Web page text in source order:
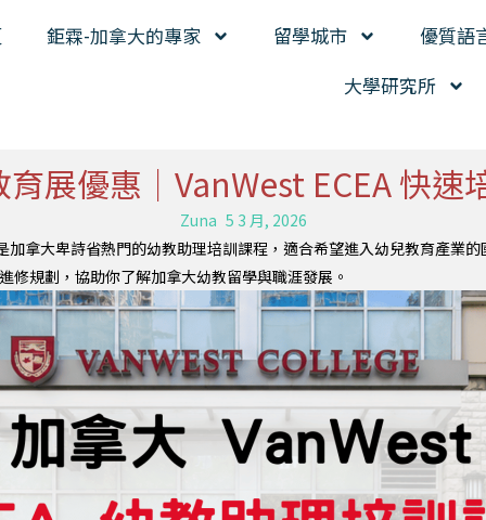
鉅霖-加拿大的專家 留學城市
優質語
大學研究所
展優惠｜VanWest ECEA 快速
Zuna 5 3 月, 2026
大卑詩省熱門的幼教助理培訓課程，適合希望進入幼兒教育產業
修規劃，協助你了解加拿大幼教留學與職涯發展。